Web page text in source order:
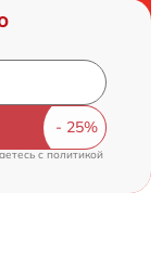
c политикой